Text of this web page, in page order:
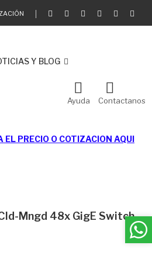
Y BLOG
Ayuda Contactanos
EL PRECIO O COTIZACION AQUI
Mngd 48x GigE Switch